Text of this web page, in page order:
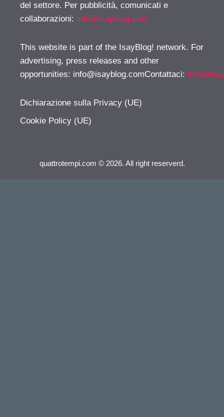
del settore. Per pubblicità, comunicati e
collaborazioni: info@isayblog.com
This website is part of the IsayBlog! network. For
advertising, press releases and other
opportunities: info@isayblog.comContattaci:
Dichiarazione sulla Privacy (UE)
Cookie Policy (UE)
quattrotempi.com © 2026. All right reserverd.